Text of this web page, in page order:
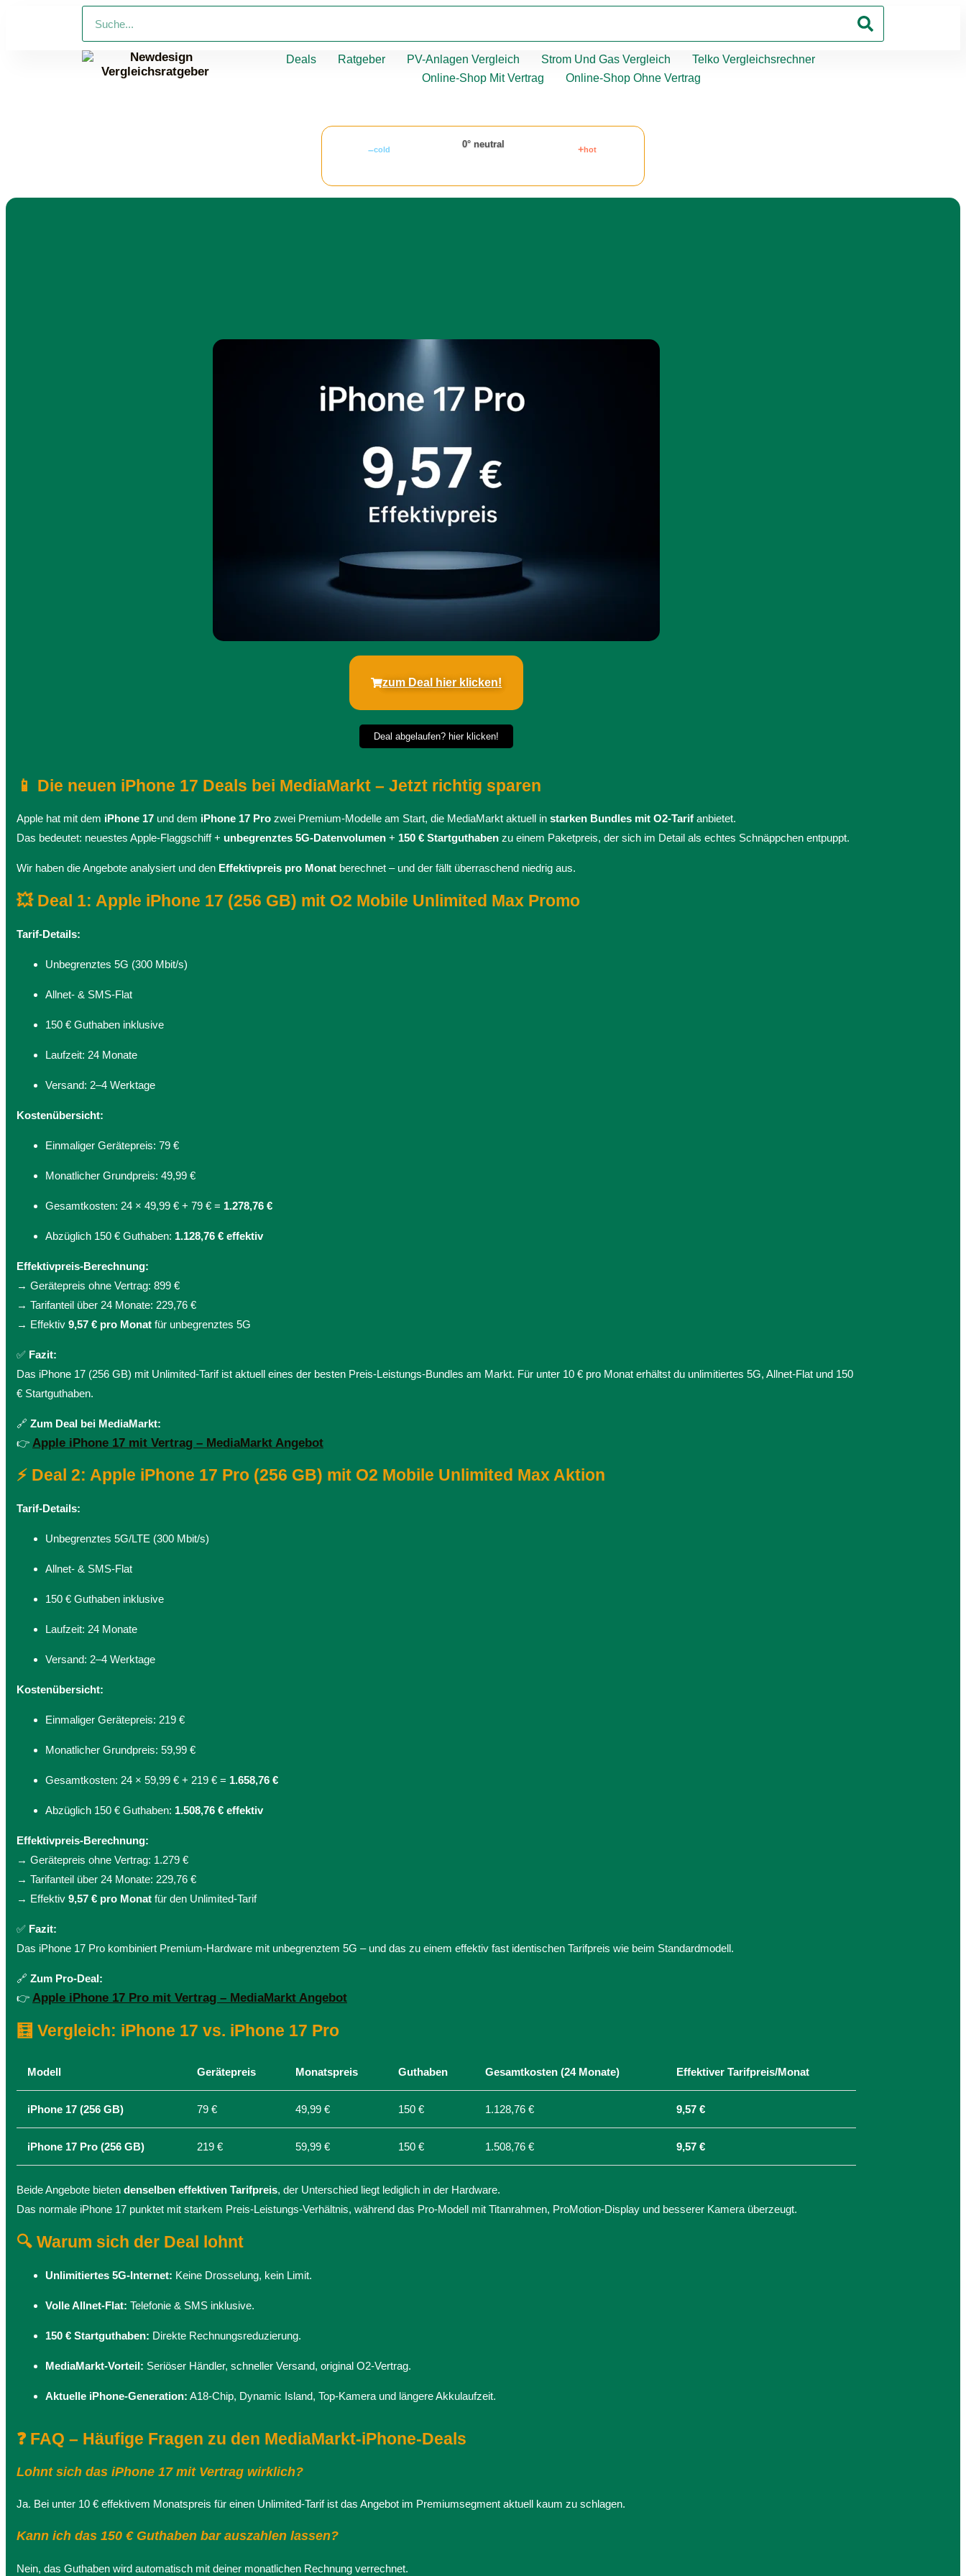
Deals Ratgeber PV-Anlagen Vergleich Strom Und Gas Vergleich
Telko Vergleichsrechner
Online-Shop Mit Vertrag
Online-Shop Ohne Vertrag
–cold 0° neutral +hot
zum Deal hier klicken!
Deal abgelaufen? hier klicken!
📱 Die neuen iPhone 17 Deals bei MediaMarkt – Jetzt richtig sparen
Apple hat mit dem iPhone 17 und dem iPhone 17 Pro zwei Premium-Modelle am Start, die MediaMarkt aktuell in starken Bundles mit O2-Tarif anbietet.
Das bedeutet: neuestes Apple-Flaggschiff + unbegrenztes 5G-Datenvolumen + 150 € Startguthaben zu einem Paketpreis, der sich im Detail als echtes Schnäppchen entpuppt.
Wir haben die Angebote analysiert und den Effektivpreis pro Monat berechnet – und der fällt überraschend niedrig aus.
💥 Deal 1: Apple iPhone 17 (256 GB) mit O2 Mobile Unlimited Max Promo
Tarif-Details:
Unbegrenztes 5G (300 Mbit/s)
Allnet- & SMS-Flat
150 € Guthaben inklusive
Laufzeit: 24 Monate
Versand: 2–4 Werktage
Kostenübersicht:
Einmaliger Gerätepreis: 79 €
Monatlicher Grundpreis: 49,99 €
Gesamtkosten: 24 × 49,99 € + 79 € = 1.278,76 €
Abzüglich 150 € Guthaben: 1.128,76 € effektiv
Effektivpreis-Berechnung:
→ Gerätepreis ohne Vertrag: 899 €
→ Tarifanteil über 24 Monate: 229,76 €
→ Effektiv 9,57 € pro Monat für unbegrenztes 5G
✅ Fazit:
Das iPhone 17 (256 GB) mit Unlimited-Tarif ist aktuell eines der besten Preis-Leistungs-Bundles am Markt. Für unter 10 € pro Monat erhältst du unlimitiertes 5G, Allnet-Flat und 150
€ Startguthaben.
🔗 Zum Deal bei MediaMarkt:
👉 Apple iPhone 17 mit Vertrag – MediaMarkt Angebot
⚡ Deal 2: Apple iPhone 17 Pro (256 GB) mit O2 Mobile Unlimited Max Aktion
Tarif-Details:
Unbegrenztes 5G/LTE (300 Mbit/s)
Allnet- & SMS-Flat
150 € Guthaben inklusive
Laufzeit: 24 Monate
Versand: 2–4 Werktage
Kostenübersicht:
Einmaliger Gerätepreis: 219 €
Monatlicher Grundpreis: 59,99 €
Gesamtkosten: 24 × 59,99 € + 219 € = 1.658,76 €
Abzüglich 150 € Guthaben: 1.508,76 € effektiv
Effektivpreis-Berechnung:
→ Gerätepreis ohne Vertrag: 1.279 €
→ Tarifanteil über 24 Monate: 229,76 €
→ Effektiv 9,57 € pro Monat für den Unlimited-Tarif
✅ Fazit:
Das iPhone 17 Pro kombiniert Premium-Hardware mit unbegrenztem 5G – und das zu einem effektiv fast identischen Tarifpreis wie beim Standardmodell.
🔗 Zum Pro-Deal:
👉 Apple iPhone 17 Pro mit Vertrag – MediaMarkt Angebot
🧮 Vergleich: iPhone 17 vs. iPhone 17 Pro
Modell Gerätepreis Monatspreis Guthaben Gesamtkosten (24 Monate) Effektiver Tarifpreis/Monat
iPhone 17 (256 GB) 79 € 49,99 € 150 € 1.128,76 € 9,57 €
iPhone 17 Pro (256 GB) 219 € 59,99 € 150 € 1.508,76 € 9,57 €
Beide Angebote bieten denselben effektiven Tarifpreis, der Unterschied liegt lediglich in der Hardware.
Das normale iPhone 17 punktet mit starkem Preis-Leistungs-Verhältnis, während das Pro-Modell mit Titanrahmen, ProMotion-Display und besserer Kamera überzeugt.
🔍 Warum sich der Deal lohnt
Unlimitiertes 5G-Internet: Keine Drosselung, kein Limit.
Volle Allnet-Flat: Telefonie & SMS inklusive.
150 € Startguthaben: Direkte Rechnungsreduzierung.
MediaMarkt-Vorteil: Seriöser Händler, schneller Versand, original O2-Vertrag.
Aktuelle iPhone-Generation: A18-Chip, Dynamic Island, Top-Kamera und längere Akkulaufzeit.
❓ FAQ – Häufige Fragen zu den MediaMarkt-iPhone-Deals
Lohnt sich das iPhone 17 mit Vertrag wirklich?
Ja. Bei unter 10 € effektivem Monatspreis für einen Unlimited-Tarif ist das Angebot im Premiumsegment aktuell kaum zu schlagen.
Kann ich das 150 € Guthaben bar auszahlen lassen?
Nein, das Guthaben wird automatisch mit deiner monatlichen Rechnung verrechnet.